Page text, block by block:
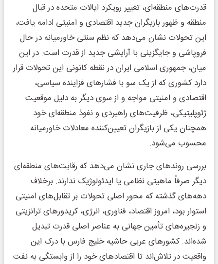
قدرت‌های منطقه‌ای، تغییر رویکرد ایالات متحده در قبال
منطقه و ظهور بازیگران جدید اقتصادی و امنیتی ادامه یافت،
این تحولات نشان می‌دهد که نظم سنتی خاورمیانه در حال
فروپاشی و جایگزینی با آرایشی جدید از قدرت است. در این
میان، جمهوری اسلامی ایران در نقطه کانونی این تحولات قرار
دارد کشوری که از یک سو با فشارهای فزاینده سیاسی،
اقتصادی و امنیتی مواجه و از سوی دیگر به دلیل موقعیت
ژئوپلیتیکی، ظرفیت‌های راهبردی و نفوذ منطقه‌ای خود
همچنان یکی از بازیگران تعیین‌کننده معادلات خاورمیانه
محسوب می‌شود.
بررسی روندهای جاری نشان می‌دهد که رقابت‌های منطقه‌ای
دیگر صرفاً ماهیتی نظامی یا ایدئولوژیک ندارند. برخلاف
دهه‌های گذشته که محور اصلی تحولات بر تقابل‌های امنیتی
استوار بود، امروز اقتصاد، فناوری، انرژی، کریدورهای ترانزیتی
و زنجیره‌های تأمین جهانی به عناصر اصلی قدرت تبدیل
شده‌اند. کشورهای عربی حاشیه خلیج فارس با درک این
واقعیت در تلاش‌اند تا اقتصادهای خود را از وابستگی به نفت